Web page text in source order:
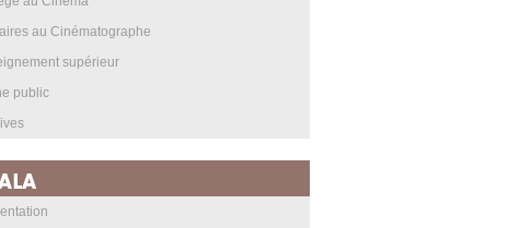
au Cinématographe
supérieur
public